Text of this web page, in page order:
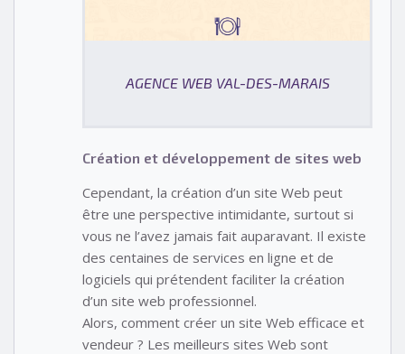
AGENCE WEB VAL-DES-MARAIS
Création et développement de sites web
Cependant, la création d’un site Web peut
être une perspective intimidante, surtout si
vous ne l’avez jamais fait auparavant. Il existe
des centaines de services en ligne et de
logiciels qui prétendent faciliter la création
d’un site web professionnel.
Alors, comment créer un site Web efficace et
vendeur ? Les meilleurs sites Web sont